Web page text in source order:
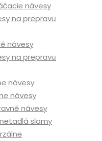
návesy
na prepravu
návesy
na prepravu
návesy
návesy
návesy
slamy